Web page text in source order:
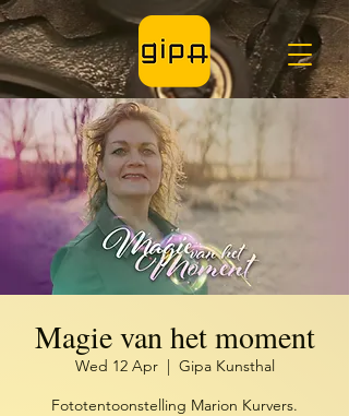
Magie van het moment
Wed 12 Apr
  |
Gipa Kunsthal
Fototentoonstelling Marion Kurvers.